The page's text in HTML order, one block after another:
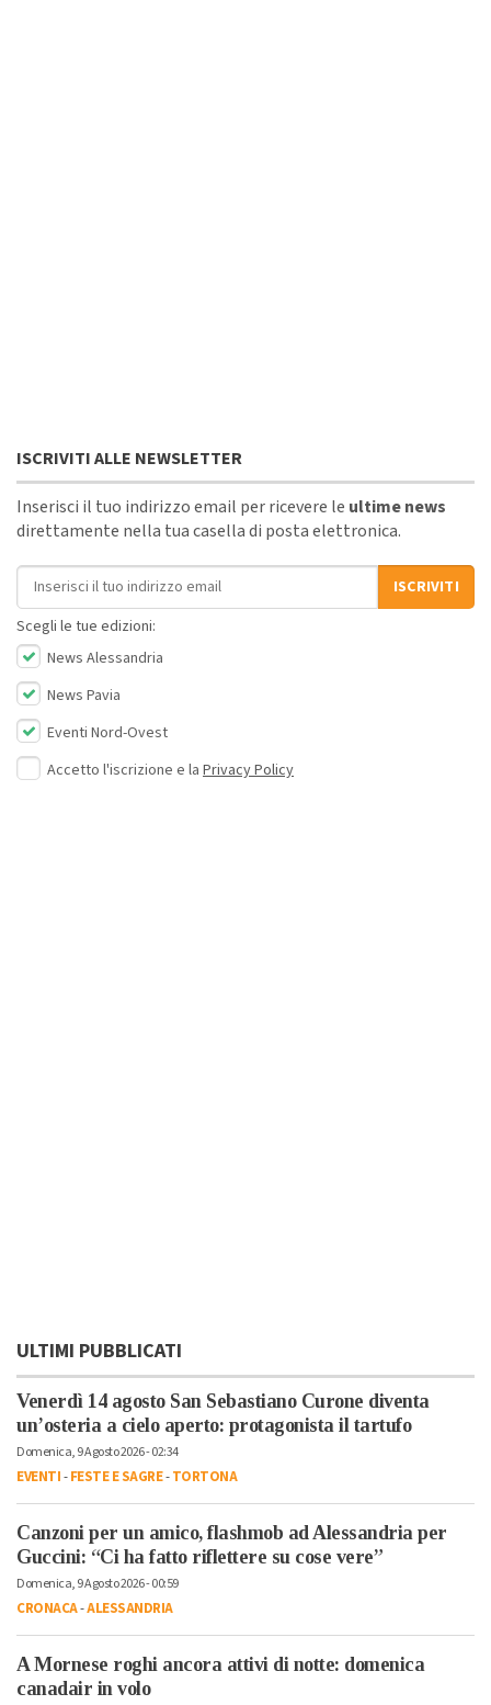
ISCRIVITI ALLE NEWSLETTER
Inserisci il tuo indirizzo email per ricevere le ultime news
direttamente nella tua casella di posta elettronica.
Indirizzo email
ISCRIVITI
Scegli le tue edizioni:
News Alessandria
News Pavia
Eventi Nord-Ovest
Accetto l'iscrizione e la Privacy Policy
ULTIMI PUBBLICATI
Venerdì 14 agosto San Sebastiano Curone diventa
un’osteria a cielo aperto: protagonista il tartufo
Domenica, 9 Agosto 2026 - 02:34
EVENTI-FESTE E SAGRE-TORTONA
Canzoni per un amico, flashmob ad Alessandria per
Guccini: “Ci ha fatto riflettere su cose vere”
Domenica, 9 Agosto 2026 - 00:59
CRONACA-ALESSANDRIA
A Mornese roghi ancora attivi di notte: domenica
canadair in volo